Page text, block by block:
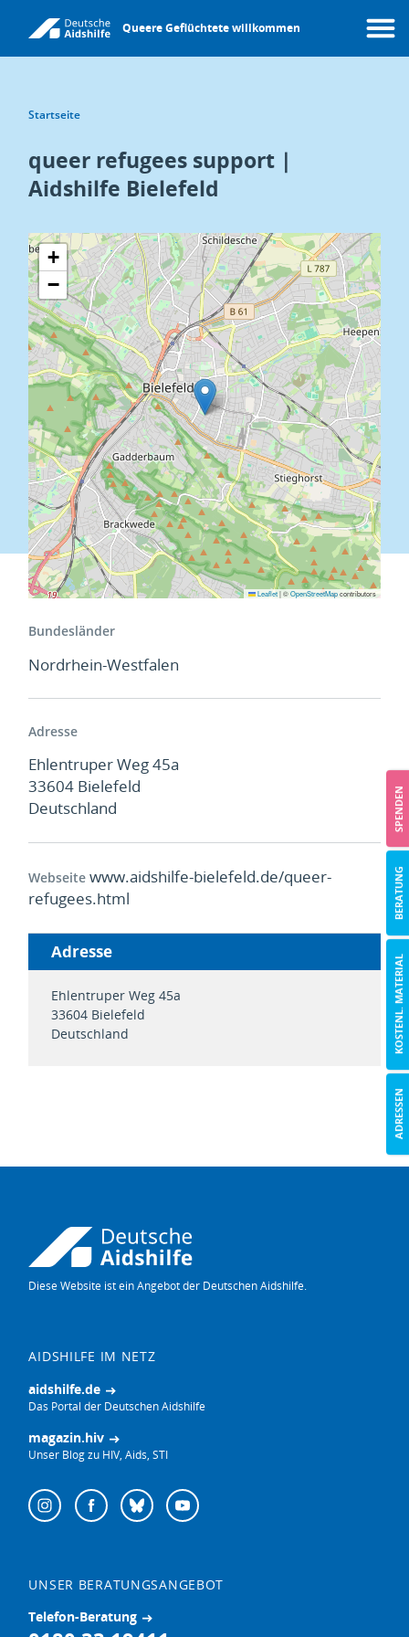
zum
Inhalt
Queere Geflüchtete willkommen Menü
Pfadnavigation
Startseite
queer refugees support |
Aidshilfe Bielefeld
+
−
Leaflet |©OpenStreetMapcontributors
Bundesländer
Nordrhein-Westfalen
Adresse
Ehlentruper Weg 45a
33604 Bielefeld
Deutschland
Webseite www.aidshilfe-bielefeld.de/queer-
refugees.html
Adresse
Ehlentruper Weg 45a
33604 Bielefeld
Deutschland
Diese Website ist ein Angebot der Deutschen Aidshilfe.
SPENDEN
BERATUNG
KOSTENL. MATERIAL
ADRESSEN
AIDSHILFE IM NETZ
aidshilfe.de
Das Portal der Deutschen Aidshilfe
magazin.hiv
Unser Blog zu HIV, Aids, STI
Follow
us
InstagramFacebookBlueskyYouTube
UNSER BERATUNGSANGEBOT
Telefon-Beratung